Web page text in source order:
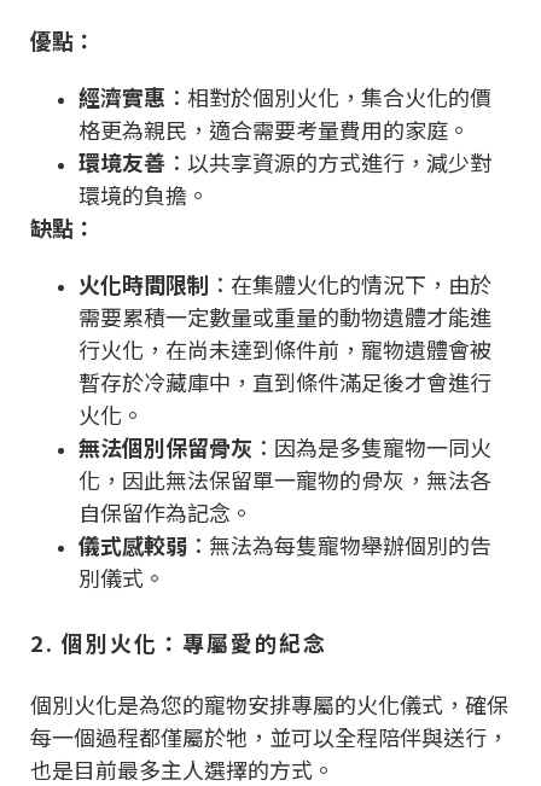
優點：
經濟實惠 ：相對於個別火化，集合火化的價
格更為親民，適合需要考量費用的家庭。
環境友善 ：以共享資源的方式進行，減少對
環境的負擔。
缺點：
火化時間限制 ：在集體火化的情況下，由於
需要累積一定數量或重量的動物遺體才能進
行火化，在尚未達到條件前，寵物遺體會被
暫存於冷藏庫中，直到條件滿足後才會進行
火化。
無法個別保留骨灰 ：因為是多隻寵物一同火
化，因此無法保留單一寵物的骨灰，無法各
自保留作為記念。
儀式感較弱 ：無法為每隻寵物舉辦個別的告
別儀式。
2. 個別火化：專屬愛的紀念
個別火化是為您的寵物安排專屬的火化儀式，確保
每一個過程都僅屬於牠，並可以全程陪伴與送行，
也是目前最多主人選擇的方式。